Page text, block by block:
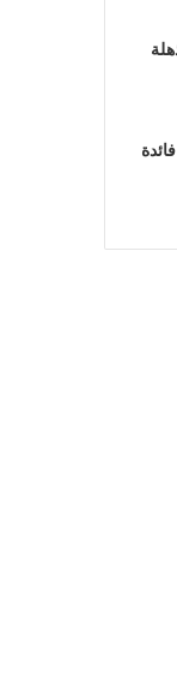
فوائد السردين المعلب: 20 فائدة